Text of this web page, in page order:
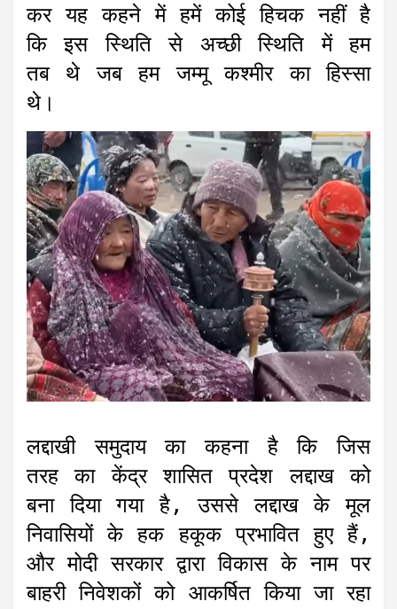
कर यह कहने में हमें कोई हिचक नहीं है
कि इस स्थिति से अच्छी स्थिति में हम
तब थे जब हम जम्मू कश्मीर का हिस्सा
थे।
लद्दाखी समुदाय का कहना है कि जिस
तरह का केंद्र शासित प्रदेश लद्दाख को
बना दिया गया है, उससे लद्दाख के मूल
निवासियों के हक हकूक प्रभावित हुए हैं,
और मोदी सरकार द्वारा विकास के नाम पर
बाहरी निवेशकों को आकर्षित किया जा रहा